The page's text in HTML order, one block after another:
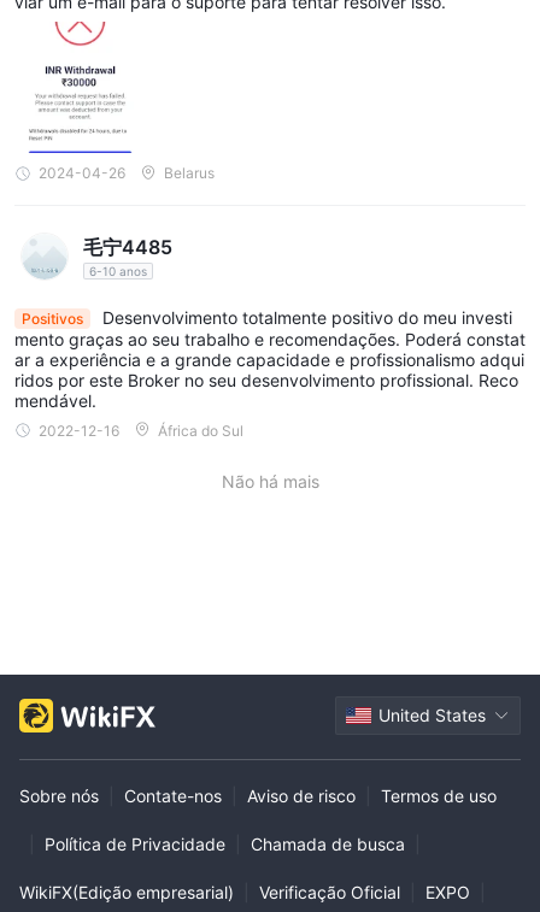
2024-04-26 Belarus
毛宁4485
6-10 anos
Positivos
Desenvolvimento totalmente positivo do meu investi
mento graças ao seu trabalho e recomendações. Poderá constat
ar a experiência e a grande capacidade e profissionalismo adqui
ridos por este Broker no seu desenvolvimento profissional. Reco
mendável.
2022-12-16 África do Sul
Não há mais
United States
Sobre nós Contate-nos Aviso de risco Termos de uso
Política de Privacidade Chamada de busca
WikiFX(Edição empresarial) Verificação Oficial EXPO